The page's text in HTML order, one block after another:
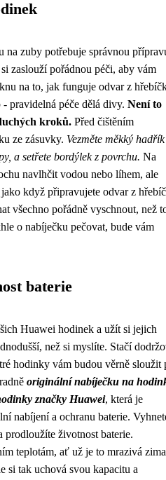
na zuby potřebuje správnou
zaslouží pořádnou péči, aby vám
na to, jak funguje odvar z
pravidelná péče dělá divy. Není to
kroků. Před čištěním
ze zásuvky. Vezměte měkký
a setřete bordýlek z povrchu. Na
navlhčit vodou nebo líhem, ale
když připravujete odvar z
všechno pořádně vyschnout, než
o nabíječku pečovat, bude vám
baterie
Huawei hodinek a užít si jejich
než si myslíte. Stačí
hodinky vám budou věrně sloužit
originální nabíječku na
značky Huawei, která je
nabíjení a ochranu baterie.
prodloužíte životnost baterie.
teplotám, ať už je to mrazivá zima
si tak uchová svou kapacitu a